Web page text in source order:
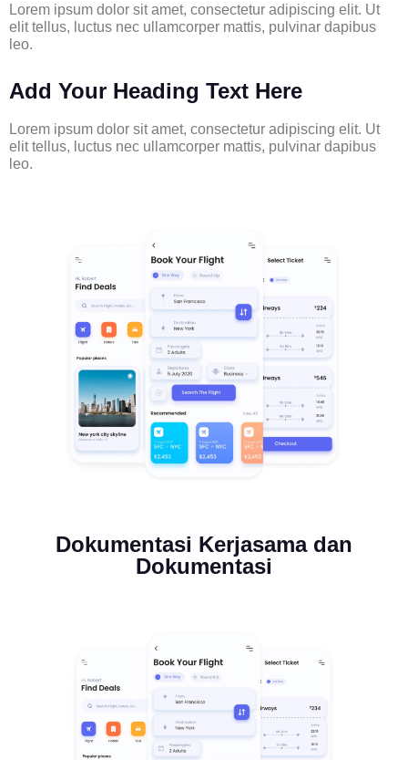
Lorem ipsum dolor sit amet, consectetur adipiscing elit. Ut
elit tellus, luctus nec ullamcorper mattis, pulvinar dapibus
leo.
Add Your Heading Text Here
Lorem ipsum dolor sit amet, consectetur adipiscing elit. Ut
elit tellus, luctus nec ullamcorper mattis, pulvinar dapibus
leo.
Dokumentasi Kerjasama dan
Dokumentasi